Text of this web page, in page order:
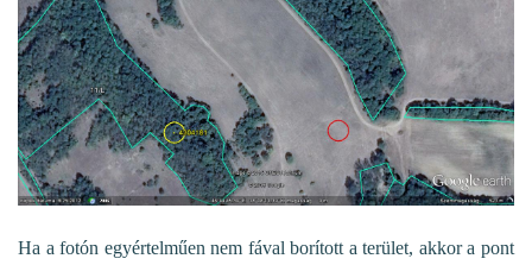
Ha a fotón egyértelműen nem fával borított a terület, akkor a pont